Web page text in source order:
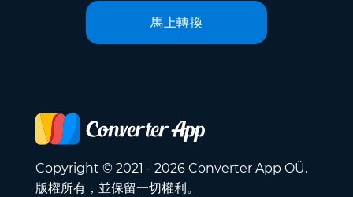
馬上轉換
Copyright © 2021 - 2026 Converter App OÜ.
版權所有，並保留一切權利。